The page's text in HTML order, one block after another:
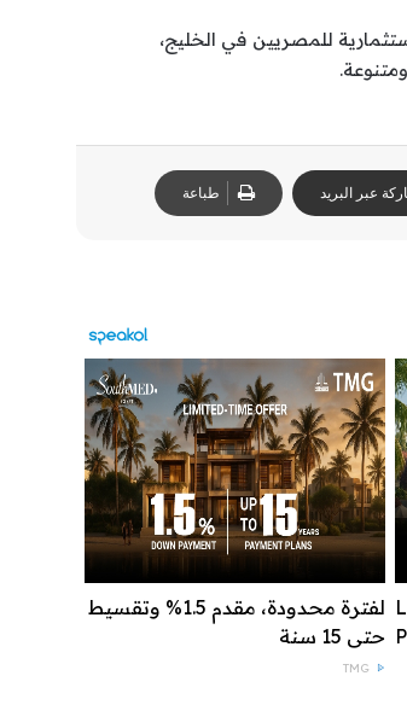
للمصريين في الخليج،
عبر البريد طباعة
لفترة محدودة، مقدم 1.5% وتقسيط
حتى 15 سنة
TMG